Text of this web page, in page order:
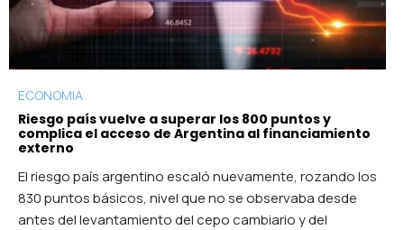
ECONOMIA
Riesgo país vuelve a superar los 800 puntos y
complica el acceso de Argentina al financiamiento
externo
El riesgo país argentino escaló nuevamente, rozando los
830 puntos básicos, nivel que no se observaba desde
antes del levantamiento del cepo cambiario y del